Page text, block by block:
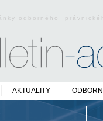
odborného
AKTUALITY